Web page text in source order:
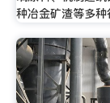
种冶金矿渣等多种